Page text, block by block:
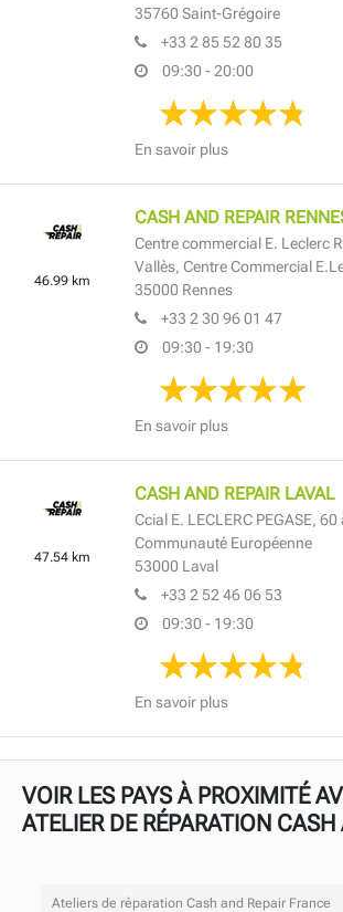
35760 Saint-Grégoire
+33 2 85 52 80 35
09:30 - 20:00
En savoir plus
46.99 km
CASH AND REPAIR
Centre commercial E. Leclerc
Vallès, Centre Commercial
35000 Rennes
+33 2 30 96 01 47
09:30 - 19:30
En savoir plus
47.54 km
CASH AND REPAIR LAVAL
Ccial E. LECLERC PEGASE, 60
Communauté Européenne
53000 Laval
+33 2 52 46 06 53
09:30 - 19:30
En savoir plus
VOIR LES PAYS À PROXIMITÉ
ATELIER DE RÉPARATION CASH
Ateliers de réparation Cash and Repair France